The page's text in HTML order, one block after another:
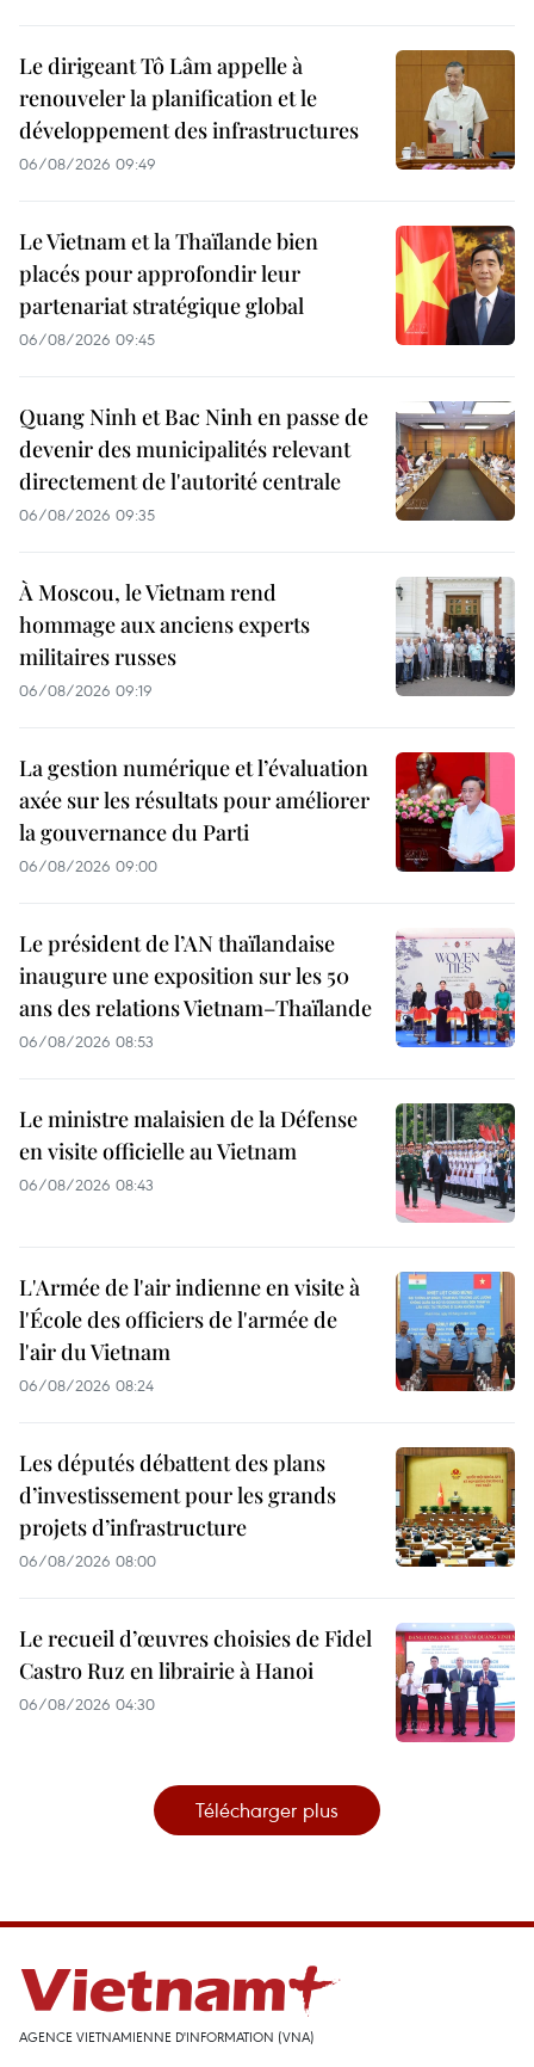
Le dirigeant Tô Lâm appelle à
renouveler la planification et le
développement des infrastructures
06/08/2026 09:49
Le Vietnam et la Thaïlande bien
placés pour approfondir leur
partenariat stratégique global
06/08/2026 09:45
Quang Ninh et Bac Ninh en passe de
devenir des municipalités relevant
directement de l'autorité centrale
06/08/2026 09:35
À Moscou, le Vietnam rend
hommage aux anciens experts
militaires russes
06/08/2026 09:19
La gestion numérique et l’évaluation
axée sur les résultats pour améliorer
la gouvernance du Parti
06/08/2026 09:00
Le président de l’AN thaïlandaise
inaugure une exposition sur les 50
ans des relations Vietnam–Thaïlande
06/08/2026 08:53
Le ministre malaisien de la Défense
en visite officielle au Vietnam
06/08/2026 08:43
L'Armée de l'air indienne en visite à
l'École des officiers de l'armée de
l'air du Vietnam
06/08/2026 08:24
Les députés débattent des plans
d’investissement pour les grands
projets d’infrastructure
06/08/2026 08:00
Le recueil d’œuvres choisies de Fidel
Castro Ruz en librairie à Hanoi
06/08/2026 04:30
Télécharger plus
AGENCE VIETNAMIENNE D'INFORMATION (VNA)